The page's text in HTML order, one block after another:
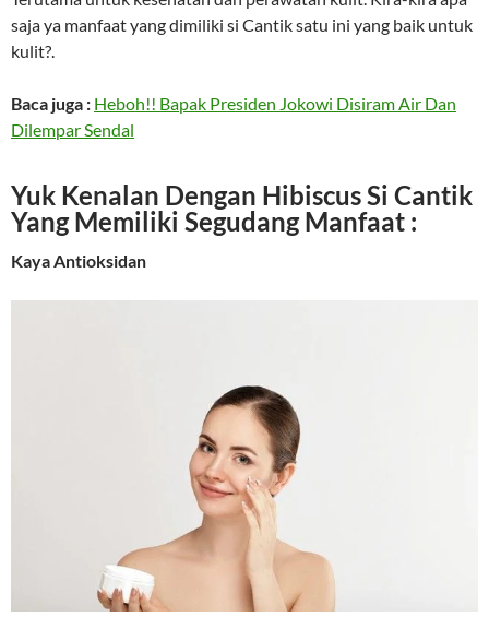
saja ya manfaat yang dimiliki si Cantik satu ini yang baik untuk
kulit?.
Baca juga : Heboh!! Bapak Presiden Jokowi Disiram Air Dan
Dilempar Sendal
Yuk Kenalan Dengan Hibiscus Si Cantik
Yang Memiliki Segudang Manfaat :
Kaya Antioksidan